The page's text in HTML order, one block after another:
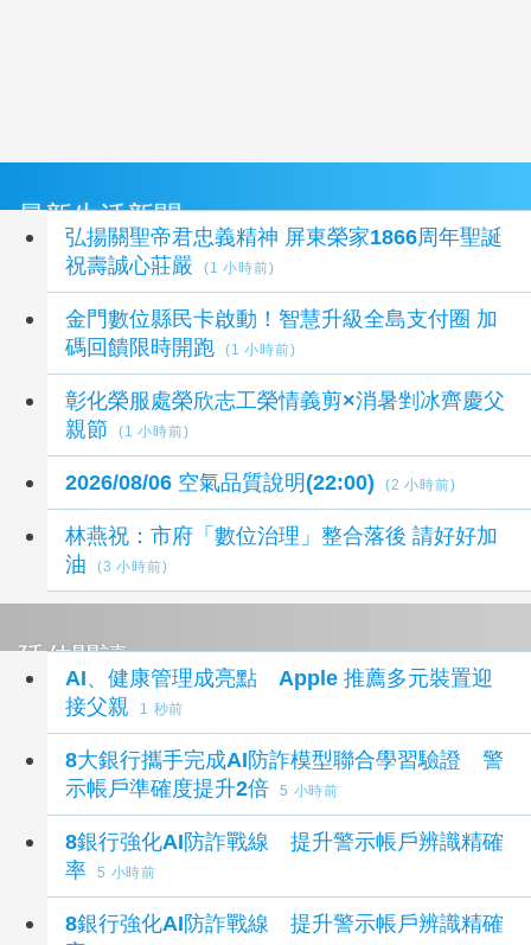
最新生活新聞
弘揚關聖帝君忠義精神 屏東榮家1866周年聖誕
祝壽誠心莊嚴
(1 小時前)
金門數位縣民卡啟動！智慧升級全島支付圈 加
碼回饋限時開跑
(1 小時前)
彰化榮服處榮欣志工榮情義剪×消暑剉冰齊慶父
親節
(1 小時前)
2026/08/06 空氣品質說明(22:00) (2 小時前)
林燕祝：市府「數位治理」整合落後 請好好加
油
(3 小時前)
延伸閱讀
AI、健康管理成亮點 Apple 推薦多元裝置迎
接父親
1 秒前
8大銀行攜手完成AI防詐模型聯合學習驗證 警
示帳戶準確度提升2倍
5 小時前
8銀行強化AI防詐戰線 提升警示帳戶辨識精確
率
5 小時前
8銀行強化AI防詐戰線 提升警示帳戶辨識精確